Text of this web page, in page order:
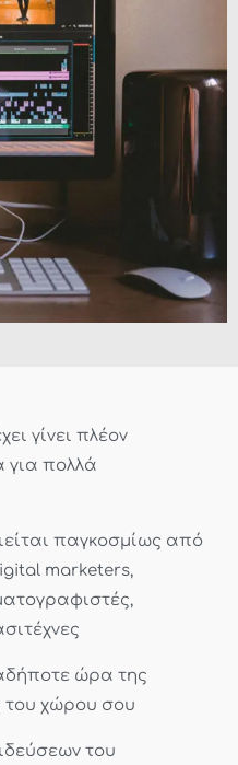
γίνει πλέον
για πολλά
παγκοσμίως από
marketers,
ώρα της
χώρου σου
του